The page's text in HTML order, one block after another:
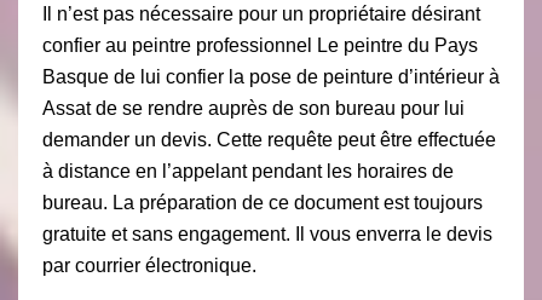
Il n’est pas nécessaire pour un propriétaire désirant
confier au peintre professionnel Le peintre du Pays
Basque de lui confier la pose de peinture d’intérieur à
Assat de se rendre auprès de son bureau pour lui
demander un devis. Cette requête peut être effectuée
à distance en l’appelant pendant les horaires de
bureau. La préparation de ce document est toujours
gratuite et sans engagement. Il vous enverra le devis
par courrier électronique.